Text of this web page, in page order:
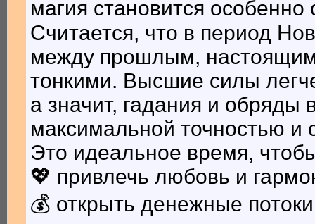
магия становится особенно
Считается, что в период
между прошлым,
тонкими. Высшие силы
а значит, гадания и обряды
максимальной точностью и
Это идеальное время,
💖 привлечь любовь и
💰 открыть денежные